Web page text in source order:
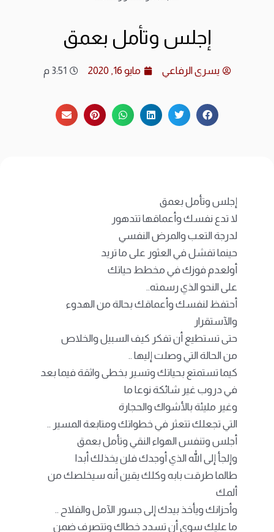
إجلس وتأمل بعمق
يسرى الرفاعي مايو 16, 2020 3:51 م
إجلس وتأمل بعمق
لا تدع نفسك وأعماقها تتدهور
لدرجة التعب والمرض النفسي
حينما تفشل في العثور على ما تريد
أولعدم فوزك في مخطط حياتك
على النحو الذي رسمته..
أحتفظ لنفسك وأعماقك بحالة من الهدوء
والآستقرار
حتى تستطيع أن تفكر كيف السبيل والخلاص
من الحالة التي وصلت إليها ..
كيما تستمتع بحياتك وتسير بخطى واثقة فيما بعد
في دروب غير شائكة نوعا ما
وغير مليئة بالأشواك والحجارة
التي تجعلك تتعثر في خطواتك ومتابعة المسير ..
أجلس وتنفس الهواء النقي وتأمل بعمق
وإلجأ إلى الله الذي أوجدك فلن يخذلك أبدا
طالما طرقت بابه وكلك يقين أنه سيخلصك من
ألمك
وأحزانك ويأخذ بيدك إلى جسور الآمل والفلاح ..
ما عليك سوى أن تسدد خطاك وتتصرف ضمن